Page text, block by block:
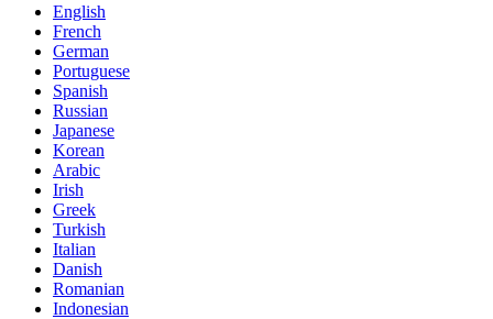
English
French
German
Portuguese
Spanish
Russian
Japanese
Korean
Arabic
Irish
Greek
Turkish
Italian
Danish
Romanian
Indonesian